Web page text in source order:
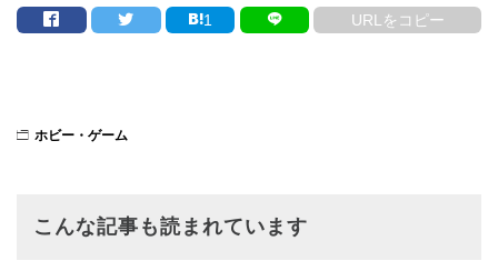
1 URLをコピー
ホビー・ゲーム
こんな記事も読まれています